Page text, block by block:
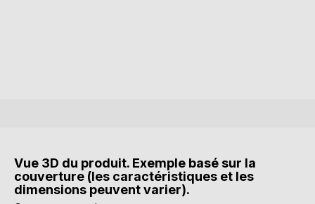
Vue 3D du produit. Exemple basé sur la
couverture (les caractéristiques et les
dimensions peuvent varier).